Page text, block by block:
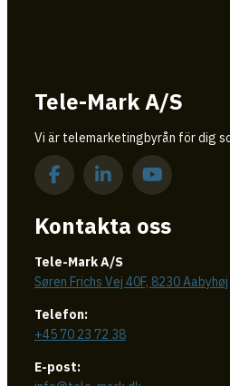
Tele-Mark A/S
Vi är telemarketingbyrån för dig
Kontakta oss
Tele-Mark A/S
Søren Frichs Vej 40F, 8230 Aabyhøj
Telefon:
+45 70 23 72 38
E-post: